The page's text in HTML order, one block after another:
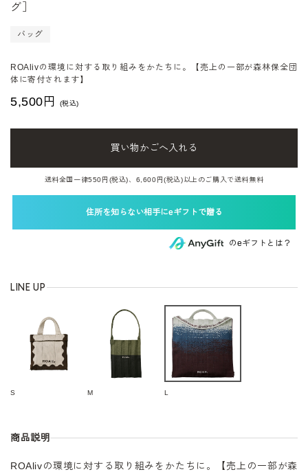
住所を知らない相手にeギフトで贈る
のeギフトとは？
送料全国一律550円(税込)、6,600円(税込)以上のご購入で送料無料
グ］
ROAlivの環境に対する取り組みをかたちに。【売上の一部が森林保全団
体に寄付されます】
5,500 円 (税込)
バッグ
S M L
商品説明
ROAlivの環境に対する取り組みをかたちに。【売上の一部が森